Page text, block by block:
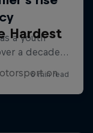
Hardest
on